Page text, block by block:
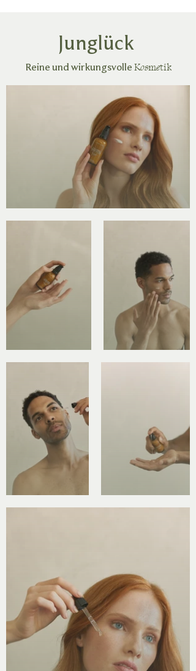
Junglück
Reine und wirkungsvolle Kosmetik